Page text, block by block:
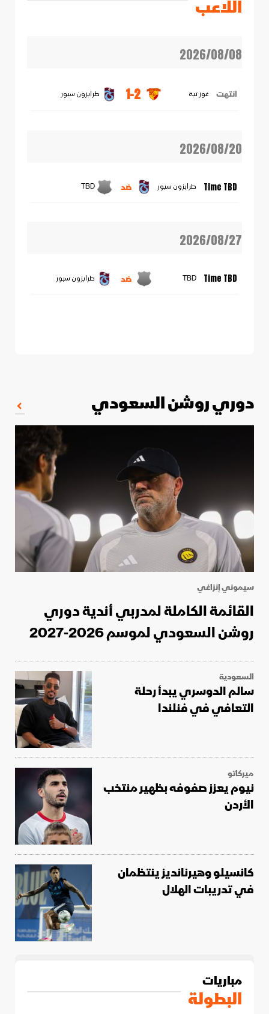
اللاعب
2026/08/08
انتهت غوز تبة 1-2 طرابزون سبور
2026/08/20
Time TBD طرابزون سبور ضد TBD
2026/08/27
Time TBD
TBD ضد طرابزون سبور
دوري روشن السعودي
سيموني إنزاغي
القائمة الكاملة لمدربي أندية دوري
روشن السعودي لموسم 2026-2027
السعودية
سالم الدوسري يبدأ رحلة
التعافي في فنلندا
ميركاتو
نيوم يعزز صفوفه بظهير منتخب
الأردن
كانسيلو وهيرنانديز ينتظمان
في تدريبات الهلال
مباريات
البطولة